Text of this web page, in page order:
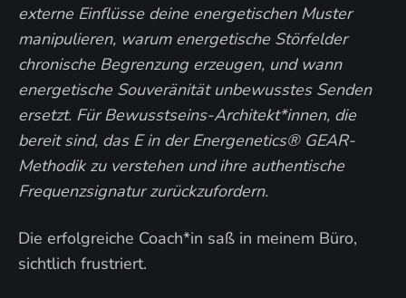
externe Einflüsse deine energetischen Muster
manipulieren, warum energetische Störfelder
chronische Begrenzung erzeugen, und wann
energetische Souveränität unbewusstes Senden
ersetzt. Für Bewusstseins-Architekt*innen, die
bereit sind, das E in der Energenetics® GEAR-
Methodik zu verstehen und ihre authentische
Frequenzsignatur zurückzufordern.
Die erfolgreiche Coach*in saß in meinem Büro,
sichtlich frustriert.